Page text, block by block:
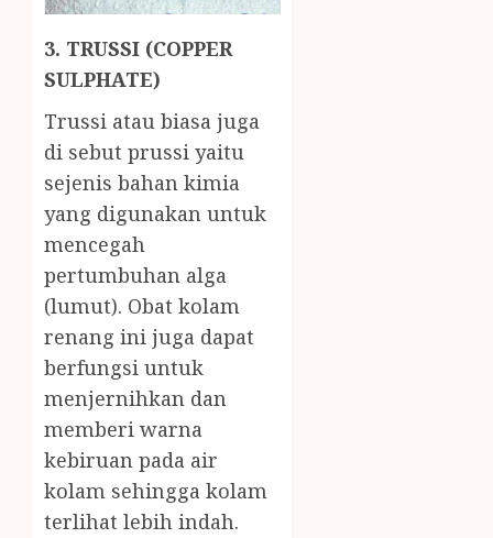
3. TRUSSI (COPPER
SULPHATE)
Trussi atau biasa juga
di sebut prussi yaitu
sejenis bahan kimia
yang digunakan untuk
mencegah
pertumbuhan alga
(lumut). Obat kolam
renang ini juga dapat
berfungsi untuk
menjernihkan dan
memberi warna
kebiruan pada air
kolam sehingga kolam
terlihat lebih indah.